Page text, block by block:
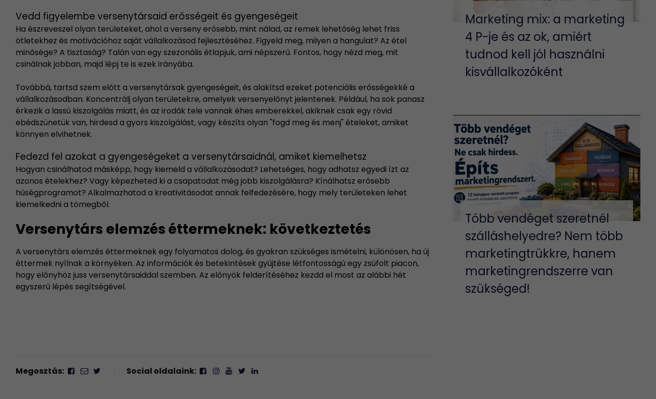
Vedd figyelembe versenytársaid erősségeit és gyengeségeit
Ha észreveszel olyan területeket, ahol a verseny erősebb, mint nálad, az remek lehetőség lehet friss
ötletekhez és motivációhoz saját vállalkozásod fejlesztéséhez. Figyeld meg, milyen a hangulat? Az étel
minősége? A tisztaság? Talán van egy szezonális étlapjuk, ami népszerű. Fontos, hogy nézd meg, mit
csinálnak jobban, majd lépj te is ezek irányába.
Továbbá, tartsd szem előtt a versenytársak gyengeségeit, és alakítsd ezeket potenciális erősségekké a
vállalkozásodban. Koncentrálj olyan területekre, amelyek versenyelőnyt jelentenek. Például, ha sok panasz
érkezik a lassú kiszolgálás miatt, és az irodák tele vannak éhes emberekkel, akiknek csak egy rövid
ebédszünetük van, hirdesd a gyors kiszolgálást, vagy készíts olyan "fogd meg és menj" ételeket, amiket
könnyen elvihetnek.
Fedezd fel azokat a gyengeségeket a versenytársaidnál, amiket kiemelhetsz
Hogyan csinálhatod másképp, hogy kiemeld a vállalkozásodat? Lehetséges, hogy adhatsz egyedi ízt az
azonos ételekhez? Vagy képezheted ki a csapatodat még jobb kiszolgálásra? Kínálhatsz erősebb
hűségprogramot? Alkalmazhatod a kreativitásodat annak felfedezésére, hogy mely területeken lehet
kiemelkedni a tömegből.
Versenytárs elemzés éttermeknek: következtetés
A versenytárs elemzés éttermeknek egy folyamatos dolog, és gyakran szükséges ismételni, különösen, ha új
éttermek nyílnak a környéken. Az információk és betekintések gyűjtése létfontosságú egy zsúfolt piacon,
hogy előnyhöz juss versenytársaiddal szemben. Az előnyök felderítéséhez kezdd el most az alábbi hét
egyszerű lépés segítségével.
Megosztás: Social oldalaink:
Marketing mix: a marketing
4 P-je és az ok, amiért
tudnod kell jól használni
kisvállalkozóként
Több vendéget szeretnél
szálláshelyedre? Nem több
marketingtrükkre, hanem
marketingrendszerre van
szükséged!